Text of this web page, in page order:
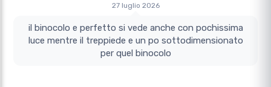
27 luglio 2026
il binocolo e perfetto si vede anche con pochissima
luce mentre il treppiede e un po sottodimensionato
per quel binocolo